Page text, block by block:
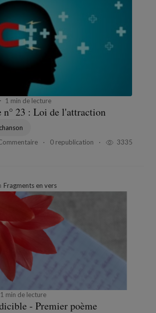
1 min de lecture
n° 23 : Loi de l'attraction
0 republication 3335
Fragments en vers
1 min de lecture
- Premier poème